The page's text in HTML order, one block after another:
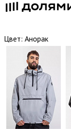
Цвет: Анорак